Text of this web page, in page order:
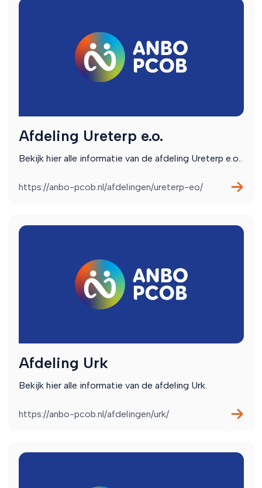
Afdeling Ureterp e.o.
Bekijk hier alle informatie van de afdeling Ureterp e.o..
https://anbo-pcob.nl/afdelingen/ureterp-eo/
Afdeling Urk
Bekijk hier alle informatie van de afdeling Urk.
https://anbo-pcob.nl/afdelingen/urk/